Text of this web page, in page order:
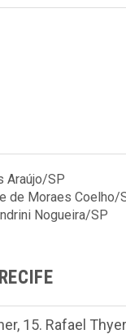
Araújo/SP
de Moraes Coelho/
Nogueira/SP
15. Rafael